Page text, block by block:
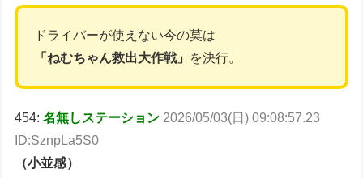
ドライバーが使えない今の莫は
「ねむちゃん救出大作戦」
を決行。
454:名無しステーション 2026/05/03(日) 09:08:57.23
ID:SznpLa5S0
（小並感）